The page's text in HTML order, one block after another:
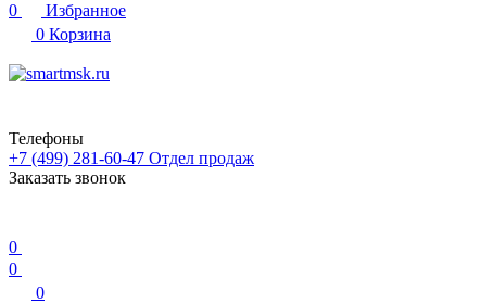
0
Избранное
0 Корзина
Телефоны
+7 (499) 281-60-47 Отдел продаж
Заказать звонок
0
0
0